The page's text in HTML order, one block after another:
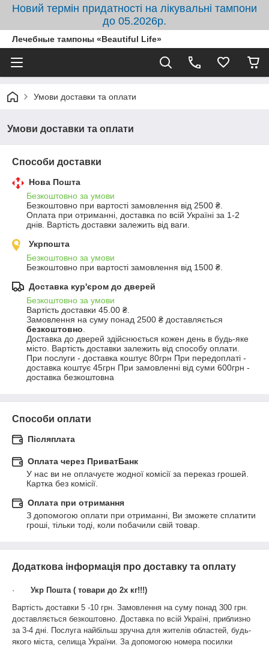
Новий термін придатності на лікувальні тампони
до 05.2026р.
Лечебные тампоны «Beautiful Life»
Умови доставки та оплати
Умови доставки та оплати
Способи доставки
Нова Пошта
Безкоштовно за умови
Безкоштовно при вартості замовлення від 2500 ₴.
Оплата при отриманні, доставка по всій Україні за 1-2
днів. Вартість доставки залежить від ваги.
Укрпошта
Безкоштовно за умови
Безкоштовно при вартості замовлення від 1500 ₴.
Доставка кур'єром до дверей
Безкоштовно за умови
Вартість доставки 45.00 ₴.
безкоштовно
Доставка до дверей здійснюється кожен день в будь-яке
місто. Вартість доставки залежить від способу оплати.
При послуги - доставка коштує 80грн При передоплаті -
доставка коштує 45грн При замовленні від суми 600грн -
доставка безкоштовна
Способи оплати
Післяплата
Оплата через ПриватБанк
У нас ви не оплачуєте жодної комісії за переказ грошей.
Картка без комісії.
Оплата при отримання
З допомогою оплати при отриманні, Ви зможете сплатити
гроші, тільки тоді, коли побачили свій товар.
Додаткова інформація про доставку та оплату
·
Укр Пошта ( товари до 2х кг!!!)
Вартість доставки 5 -10 грн. Замовлення на суму понад 300 грн.
доставляється безкоштовно. Доставка по всій Україні, приблизно
за 3-4 дні. Послуга найбільш зручна для жителів областей, будь-
якого міста, селища України. За допомогою номера посилки